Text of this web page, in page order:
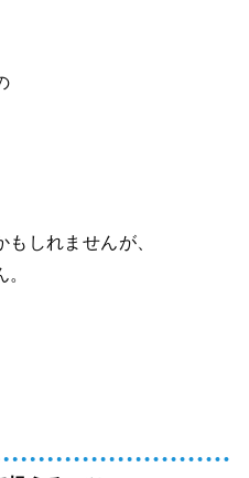
しれませんが、